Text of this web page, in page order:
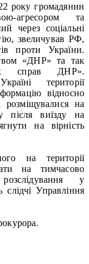
року громадянин
агресором та
через соціальні
звеличував РФ,
проти України.
«ДНР» та так
справ ДНР».
території
відносно
розміщувалися на
після виїзду на
на вірність
на території
на тимчасово
у
Управління